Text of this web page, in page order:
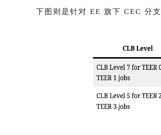
下图则是针对 EE 旗下 CEC 分